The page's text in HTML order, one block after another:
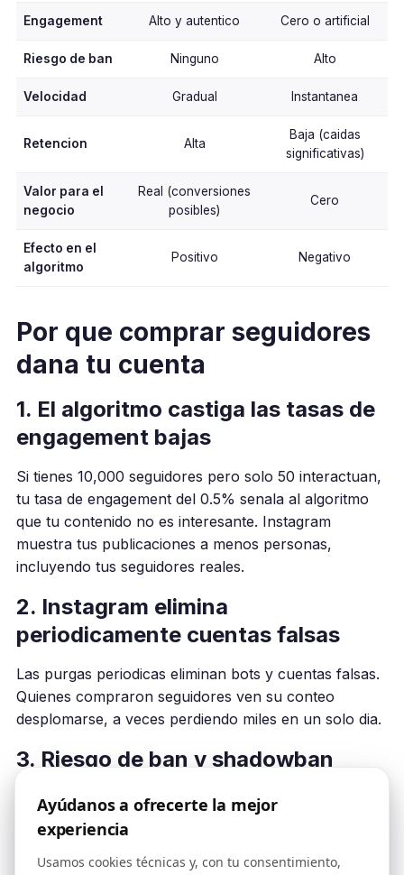
Engagement Alto y autentico Cero o artificial
Riesgo de ban Ninguno Alto
Velocidad Gradual Instantanea
Retencion Alta
Baja (caidas
significativas)
Valor para el
negocio
Real (conversiones
posibles)
Cero
Efecto en el
algoritmo
Positivo Negativo
Por que comprar seguidores
dana tu cuenta
1. El algoritmo castiga las tasas de
engagement bajas
Si tienes 10,000 seguidores pero solo 50 interactuan,
tu tasa de engagement del 0.5% senala al algoritmo
que tu contenido no es interesante. Instagram
muestra tus publicaciones a menos personas,
incluyendo tus seguidores reales.
2. Instagram elimina
periodicamente cuentas falsas
Las purgas periodicas eliminan bots y cuentas falsas.
Quienes compraron seguidores ven su conteo
desplomarse, a veces perdiendo miles en un solo dia.
3. Riesgo de ban y shadowban
Instagram detecta las compras de seguidores a traves
de patrones sospechosos. Las consecuencias van
desde el shadowban hasta la suspension permanente.
Ayúdanos a ofrecerte la mejor
experiencia
Usamos cookies técnicas y, con tu consentimiento,